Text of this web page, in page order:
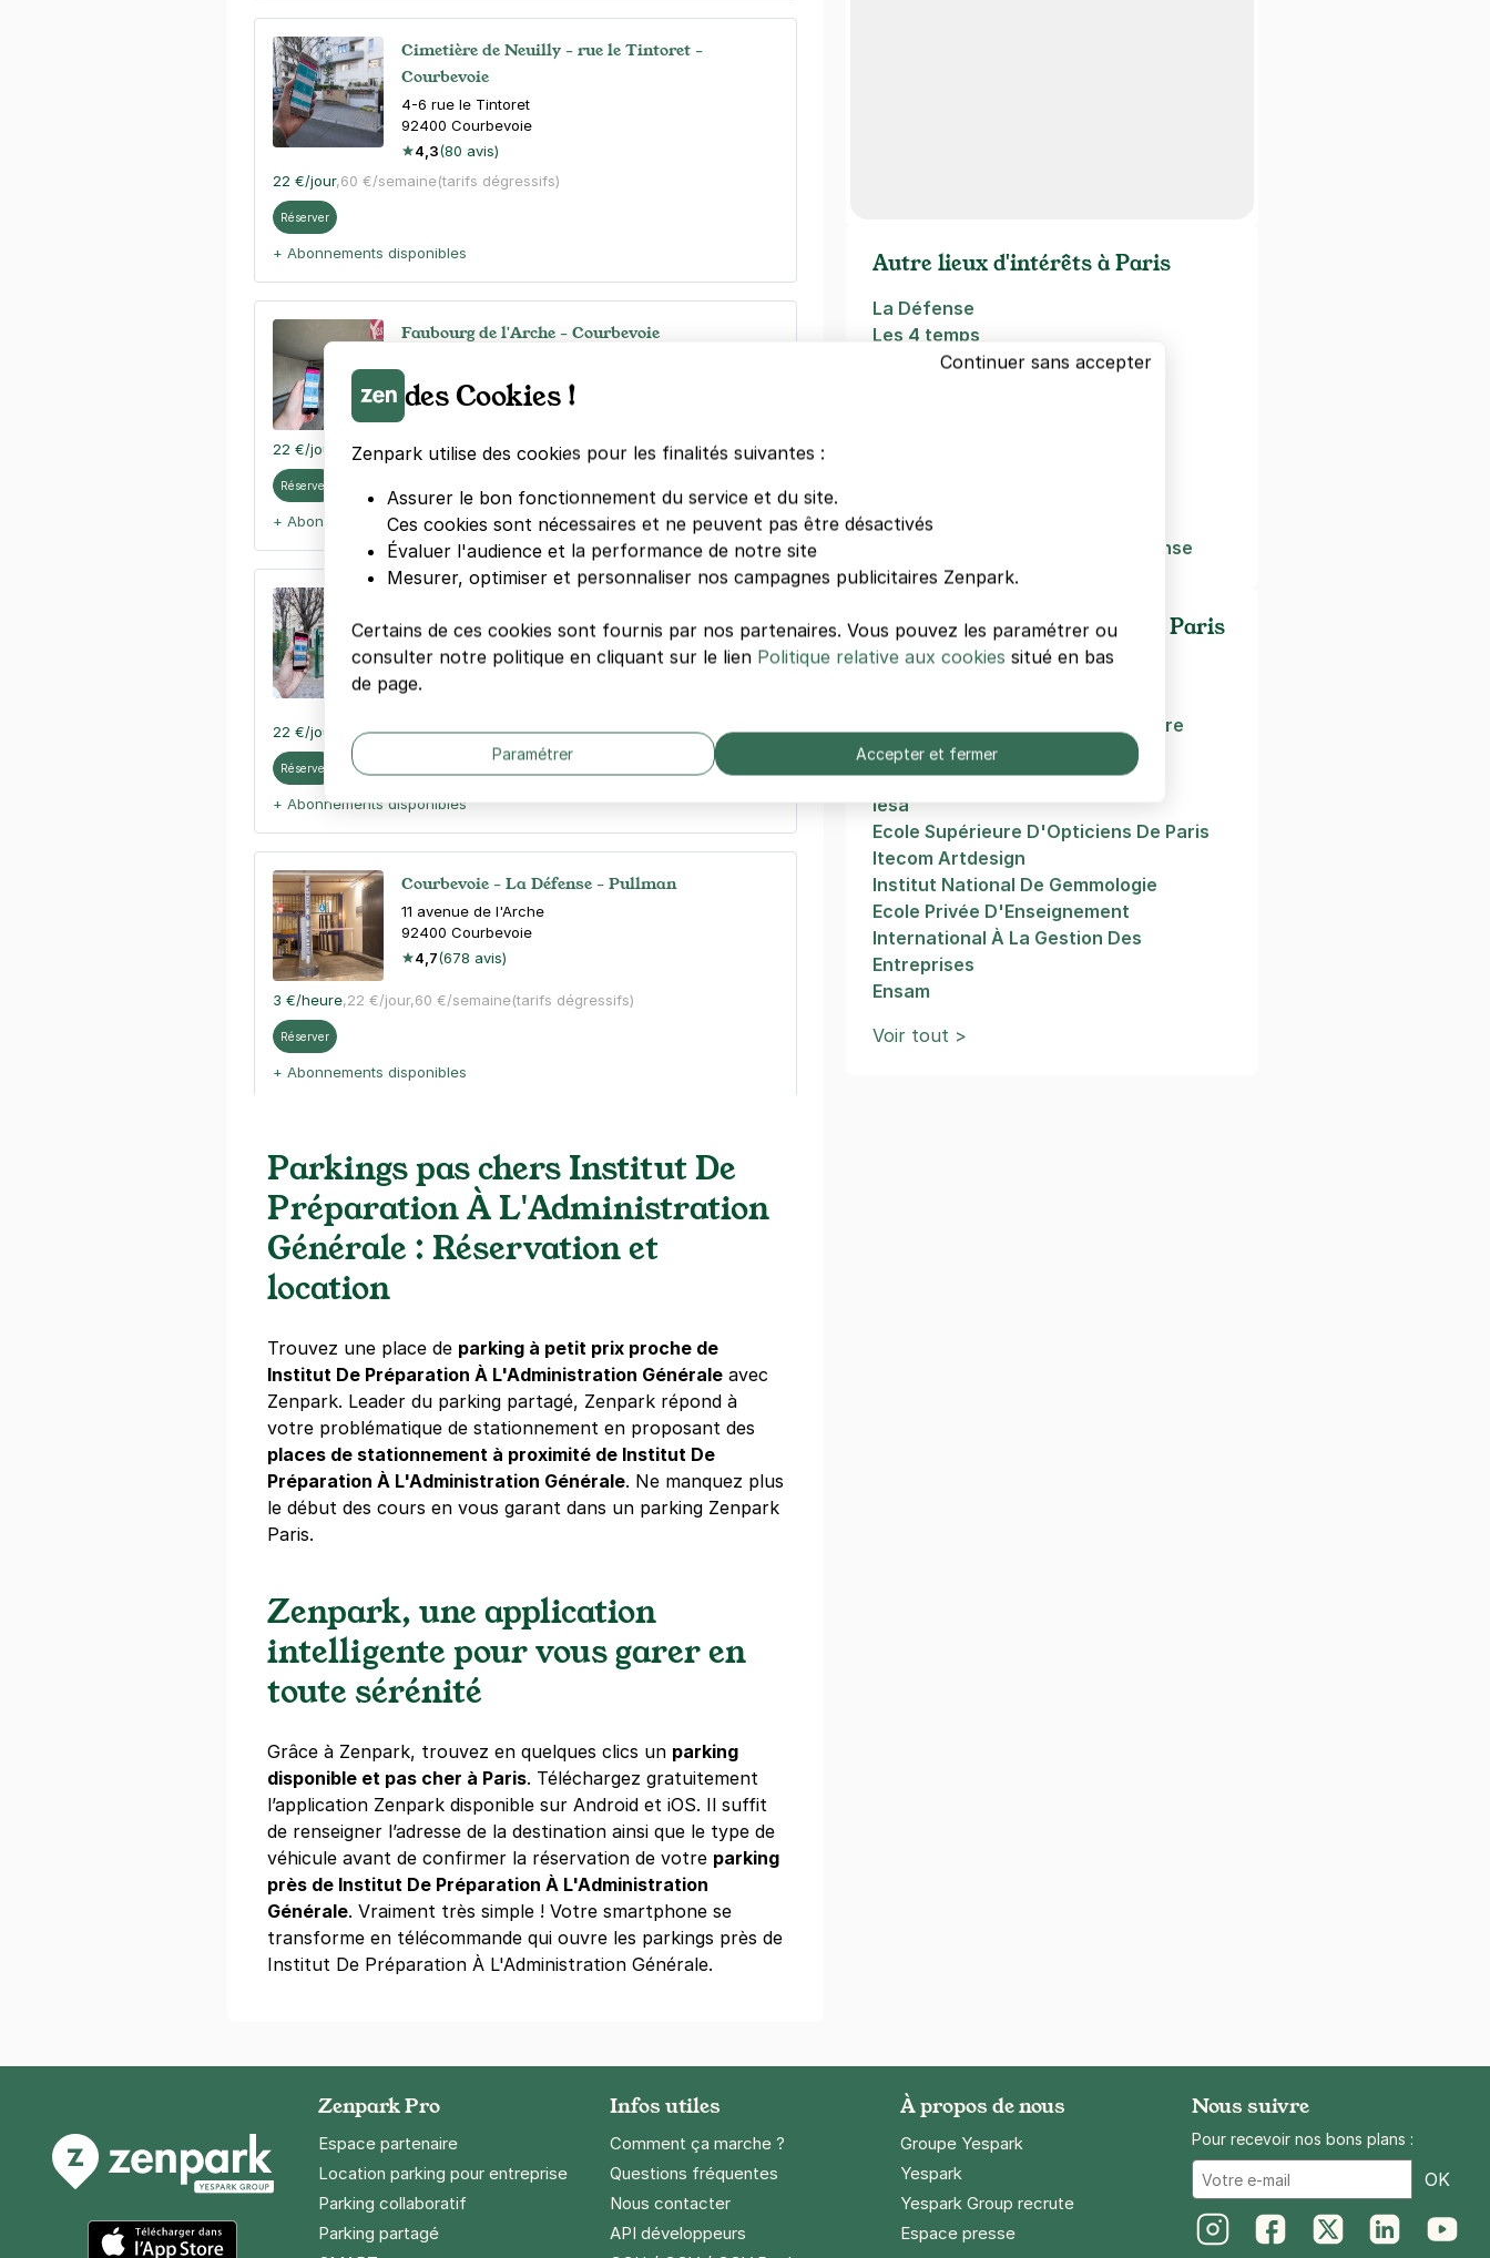
Cimetière de Neuilly - rue le Tintoret -
Courbevoie
4-6 rue le Tintoret
92400 Courbevoie
4,3(80 avis)
22 €/jour,60 €/semaine(tarifs dégressifs)
Réserver
+ Abonnements disponibles
Faubourg de l'Arche - Courbevoie
92400
Courbevoie
4,6(50 avis)
22 €/jour 60 €/semaine(tarifs dégressifs)
Réserver
+ Abonnements disponibles
Frères Leboeuf - Courbevoie
5 place des Trois Frères Leboeuf
92400
22 €/jour 60 €/semaine(tarifs dégressifs)
Réserver
+ Abonnements disponibles
Courbevoie - La Défense - Pullman
11 avenue de l'Arche
92400 Courbevoie
4,7(678 avis)
3 €/heure,22 €/jour,60 €/semaine(tarifs dégressifs)
Réserver
+ Abonnements disponibles
Courbevoie - La Défense - Puvis de Chavannes
3 avenue Puvis de Chavannes
92400Courbevoie
4,7 (304 avis)
+ Abonnements disponibles
Gymnase Chaban-Delmas - Courbevoie
33 avenue Puvis de Chavannes
Courbevoie
4,2(5 avis)
22 €/jour
+ Abonnements disponibles
Grande Arche de la Défense - Courbevoie
4,5 (87 avis)
22 €/jour,60 €/semaine(tarifs dégressifs)
Réserver
+ Abonnements disponibles
Tramway Faubourg de l'Arche - 59 avenue
+ Abonnements disponibles
Tramway Faubourg de l'Arche - avenue de
Parkings pas chers Institut De
Préparation À L'Administration
Générale : Réservation et
location
Trouvez une place de parking à petit prix proche de
Institut De Préparation À L'Administration Générale avec
Zenpark. Leader du parking partagé, Zenpark répond à
votre problématique de stationnement en proposant des
places de stationnement à proximité de Institut De
Préparation À L'Administration Générale. Ne manquez plus
le début des cours en vous garant dans un parking Zenpark
Paris.
Zenpark, une application
intelligente pour vous garer en
toute sérénité
Grâce à Zenpark, trouvez en quelques clics un parking
disponible et pas cher à Paris. Téléchargez gratuitement
l’application Zenpark disponible sur Android et iOS. Il suffit
de renseigner l’adresse de la destination ainsi que le type de
véhicule avant de confirmer la réservation de votre parking
près de Institut De Préparation À L'Administration
Générale. Vraiment très simple ! Votre smartphone se
transforme en télécommande qui ouvre les parkings près de
Institut De Préparation À L'Administration Générale.
Autre lieux d'intérêts à Paris
La Défense
Les 4 temps
CNIT La Défense
Tour Cœur Défense
Renaissance Hôtel Paris La Défense
Autres écoles/universités de Paris
Ufr Staps
Conservatoire Européen D'Écriture
Audiovisuelle
Ines Formation
Iesa
Ecole Supérieure D'Opticiens De Paris
Itecom Artdesign
Institut National De Gemmologie
Ecole Privée D'Enseignement
International À La Gestion Des
Entreprises
Ensam
Voir tout >
Zenpark Pro
Espace partenaire
Location parking pour entreprise
Parking collaboratif
Parking partagé
Infos utiles
Comment ça marche ?
Questions fréquentes
Nous contacter
API développeurs
À propos de nous
Groupe Yespark
Yespark
Yespark Group recrute
Espace presse
Nous suivre
Pour recevoir nos bons plans :
OK
Continuer sans accepter
des Cookies !
Zenpark utilise des cookies pour les finalités suivantes :
Assurer le bon fonctionnement du service et du site.
Ces cookies sont nécessaires et ne peuvent pas être désactivés
Évaluer l'audience et la performance de notre site
Mesurer, optimiser et personnaliser nos campagnes publicitaires Zenpark.
Certains de ces cookies sont fournis par nos partenaires. Vous pouvez les paramétrer ou
consulter notre politique en cliquant sur le lien Politique relative aux cookies situé en bas
de page.
Paramétrer Accepter et fermer